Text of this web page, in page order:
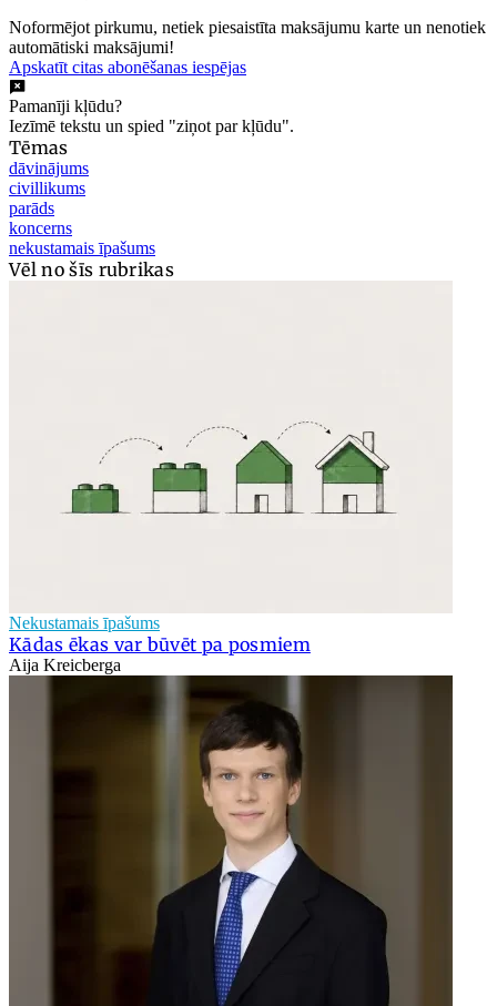
Noformējot pirkumu, netiek piesaistīta maksājumu karte un nenotiek
automātiski maksājumi!
Apskatīt citas abonēšanas iespējas
Pamanīji kļūdu?
Iezīmē tekstu un spied "ziņot par kļūdu".
Tēmas
dāvinājums
civillikums
parāds
koncerns
nekustamais īpašums
Vēl no šīs rubrikas
Nekustamais īpašums
Kādas ēkas var būvēt pa posmiem
Aija Kreicberga